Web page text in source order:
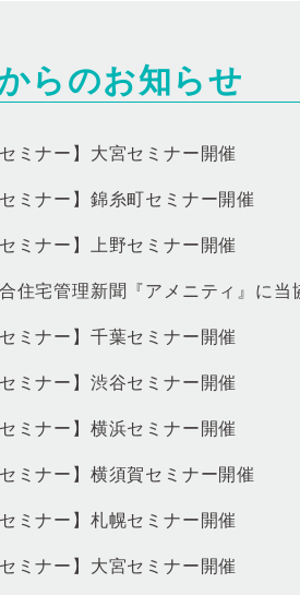
らのお知らせ
セミナー】大宮セミナー開催
セミナー】錦糸町セミナー開催
セミナー】上野セミナー開催
セミナー】千葉セミナー開催
セミナー】渋谷セミナー開催
セミナー】横浜セミナー開催
セミナー】横須賀セミナー開催
セミナー】札幌セミナー開催
セミナー】大宮セミナー開催